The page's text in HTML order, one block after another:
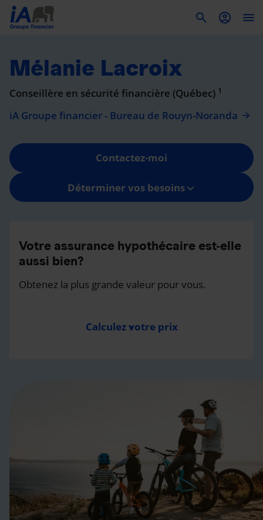
Mélanie Lacroix
Conseillère en sécurité financière (Québec) 1
iA Groupe financier - Bureau de Rouyn-Noranda
Contactez-moi
Déterminer vos besoins
Votre assurance hypothécaire est-elle
aussi bien?
Obtenez la plus grande valeur pour vous.
Calculez votre prix